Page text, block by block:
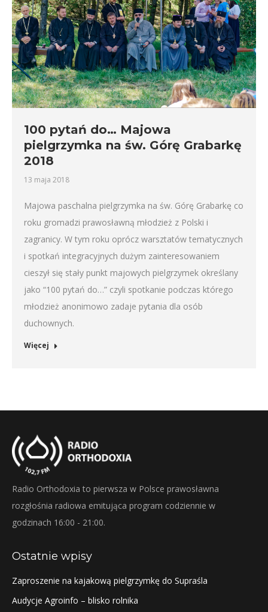
100 pytań do… Majowa
pielgrzymka na św. Górę Grabarkę
2018
13 maja 2018
Majowa paschalna pielgrzymka na św. Górę Grabarkę co
roku gromadzi prawosławną młodzież z Polski i
zagranicy. W tym roku oprócz warsztatów tematycznych
i spotkań integracyjnych dużym zainteresowaniem
cieszył się stały punkt majowych pielgrzymek określany
jako “100 pytań do…” czyli spotkanie podczas którego
młodzież anonimowo zadaje pytania dla osób
duchownych.
Więcej
Radio Orthodoxia to pierwsza w Polsce prawosławna
rozgłośnia radiowa emitująca program codziennie w
godzinach 16:00 - 21:00.
Ostatnie wpisy
Zaproszenie na kajakową pielgrzymkę do Supraśla
Audycje Agroinfo – blisko rolnika